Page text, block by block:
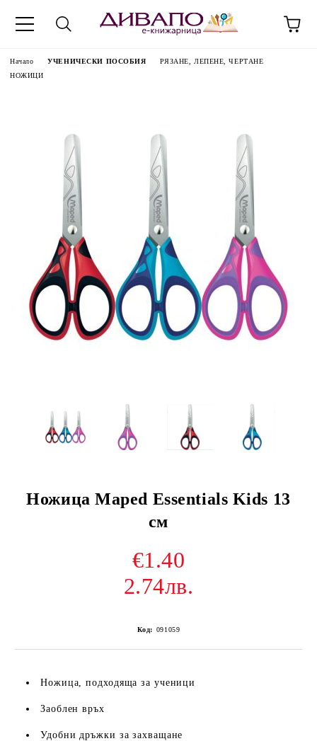
Начало УЧЕНИЧЕСКИ ПОСОБИЯ
РЯЗАНЕ, ЛЕПЕНЕ, ЧЕРТАНЕ
НОЖИЦИ
Ножица Maped Essentials Kids 13
см
€1.40
2.74лв.
Код: 091059
Ножица, подходяща за ученици
Заоблен връх
Удобни дръжки за захващане